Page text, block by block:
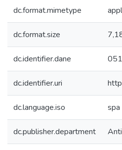
dc.format.mimetype
dc.format.size
dc.identifier.dane
dc.identifier.uri
dc.language.iso spa
dc.publisher.department